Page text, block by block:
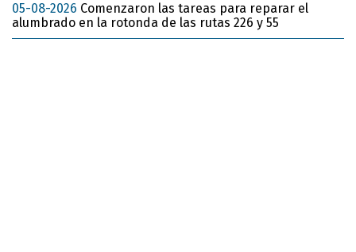
05-08-2026 Comenzaron las tareas para reparar el
alumbrado en la rotonda de las rutas 226 y 55